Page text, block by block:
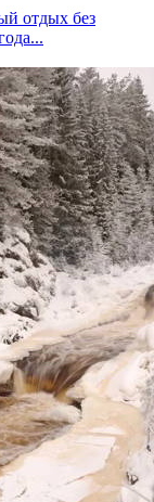
отдых без